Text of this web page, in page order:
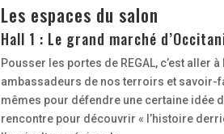
Les espaces du salon
Hall 1 : Le grand marché
Pousser les portes de REGAL, c’est aller
ambassadeurs de nos terroirs et savoir-
mêmes pour défendre une certaine idée
rencontre pour découvrir « l’histoire